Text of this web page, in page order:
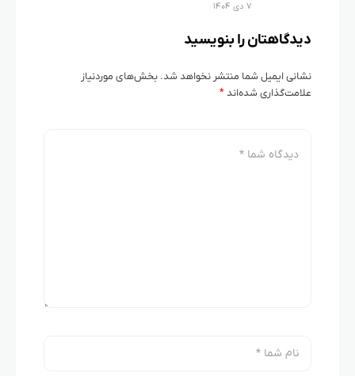
۷ دی ۱۴۰۴
دیدگاهتان را بنویسید
نشانی ایمیل شما منتشر نخواهد شد. بخش‌های موردنیاز
علامت‌گذاری شده‌اند*